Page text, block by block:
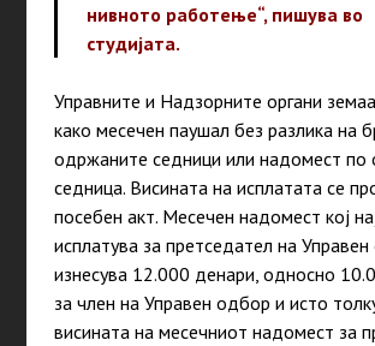
нивното работење“, пишува во
студијата.
Управните и Надзорните органи
како месечен паушал без разлика на
одржаните седници или надомест по
седница. Висината на исплатата се
посебен акт. Месечен надомест кој
исплатува за претседател на
изнесува 12.000 денари, односно
за член на Управен одбор и исто
висината на месечниот надомест за